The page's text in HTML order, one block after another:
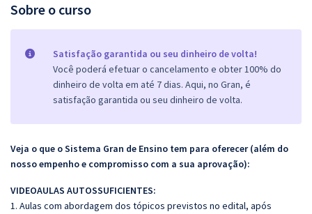
Sobre o curso
Satisfação garantida ou seu dinheiro de volta!
Você poderá efetuar o cancelamento e obter 100% do
dinheiro de volta em até 7 dias. Aqui, no Gran, é
satisfação garantida ou seu dinheiro de volta.
Veja o que o Sistema Gran de Ensino tem para oferecer (além do
nosso empenho e compromisso com a sua aprovação):
VIDEOAULAS AUTOSSUFICIENTES:
1. Aulas com abordagem dos tópicos previstos no edital, após